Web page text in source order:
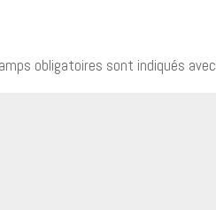
obligatoires sont indiqués avec